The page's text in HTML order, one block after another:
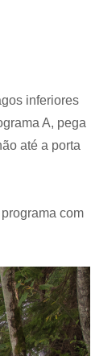
inferiores
A, pega
até a porta
com